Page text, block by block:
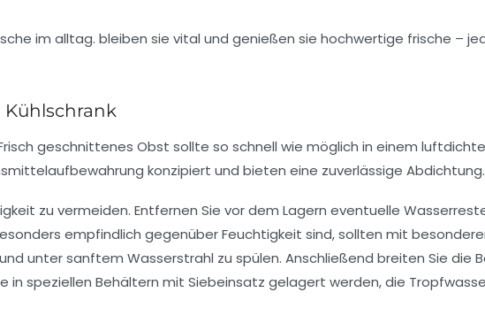
geschnittenes Obst sollte so schnell wie möglich in einem
konzipiert und bieten eine zuverlässige Abdichtung.
zu vermeiden. Entfernen Sie vor dem Lagern eventuelle
empfindlich gegenüber Feuchtigkeit sind, sollten mit
unter sanftem Wasserstrahl zu spülen. Anschließend breiten Sie die
speziellen Behältern mit Siebeinsatz gelagert werden, die